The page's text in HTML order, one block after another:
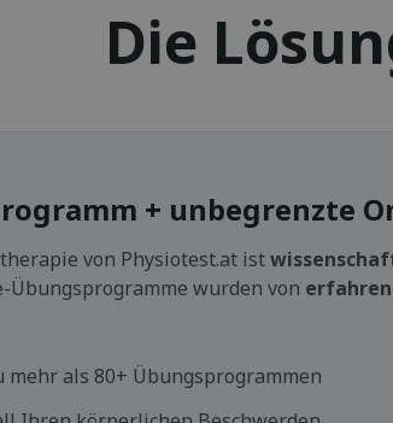
Die
+ unbegrenzte
von Physiotest.at ist
Übungsprogramme wurden von
mehr als 80+ Übungsprogrammen